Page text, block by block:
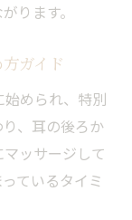
ります。
ガイド
められ、特別
、耳の後ろか
ッサージして
ているタイミ